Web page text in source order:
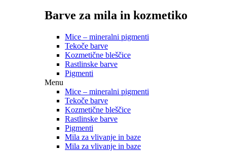
Barve za mila in kozmetiko
Mice – mineralni pigmenti
Tekoče barve
Kozmetične bleščice
Rastlinske barve
Pigmenti
Menu
Mice – mineralni pigmenti
Tekoče barve
Kozmetične bleščice
Rastlinske barve
Pigmenti
Mila za vlivanje in baze
Mila za vlivanje in baze